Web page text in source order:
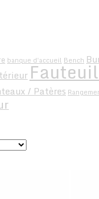
banque d'accueil Bench
/ Patères